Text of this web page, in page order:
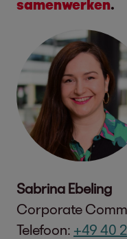
samenwerken.
Sabrina Ebeling
Corporate
Telefoon: +49 40